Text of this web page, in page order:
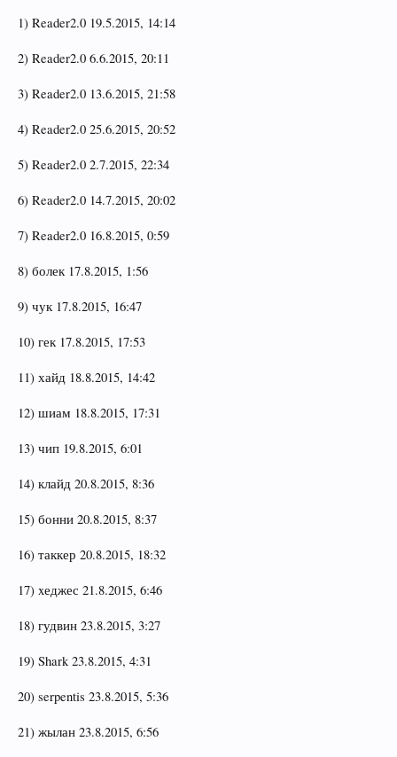
1) Reader2.0 19.5.2015, 14:14
2) Reader2.0 6.6.2015, 20:11
3) Reader2.0 13.6.2015, 21:58
4) Reader2.0 25.6.2015, 20:52
5) Reader2.0 2.7.2015, 22:34
6) Reader2.0 14.7.2015, 20:02
7) Reader2.0 16.8.2015, 0:59
8) болек 17.8.2015, 1:56
9) чук 17.8.2015, 16:47
10) гек 17.8.2015, 17:53
11) хайд 18.8.2015, 14:42
12) шиам 18.8.2015, 17:31
13) чип 19.8.2015, 6:01
14) клайд 20.8.2015, 8:36
15) бонни 20.8.2015, 8:37
16) таккер 20.8.2015, 18:32
17) xеджес 21.8.2015, 6:46
18) гудвин 23.8.2015, 3:27
19) Shark 23.8.2015, 4:31
20) serpentis 23.8.2015, 5:36
21) жылан 23.8.2015, 6:56